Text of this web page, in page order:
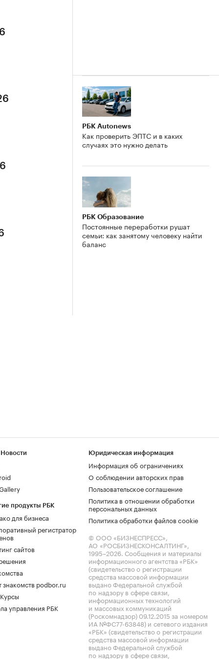
РБК Autonews
Как проверить ЭПТС и в каких
случаях это нужно делать
РБК Образование
Постоянные переработки рушат
семьи: как занятому человеку найти
баланс
продукты РБК
для бизнеса
регистратор
сайтов
знакомств podbor.ru
управления РБК
Юридическая информация
Информация об ограничениях
О соблюдении авторских прав
Пользовательское соглашение
Политика в отношении обработки
персональных данных
Политика обработки файлов cookie
© ООО «БИЗНЕСПРЕСС»,
АО «РОСБИЗНЕСКОНСАЛТИНГ»,
1995–2026. Сообщения и материалы
информационного агентства «РБК»
(свидетельство о регистрации
средства массовой информации
выдано Федеральной службой
по надзору в сфере связи,
информационных технологий
и массовых коммуникаций
(Роскомнадзор) 09.12.2015 за номером
ИА №ФС77-63848) и сетевого издания
«РБК» (свидетельство о регистрации
средства массовой информации
выдано Федеральной службой
по надзору в сфере связи,